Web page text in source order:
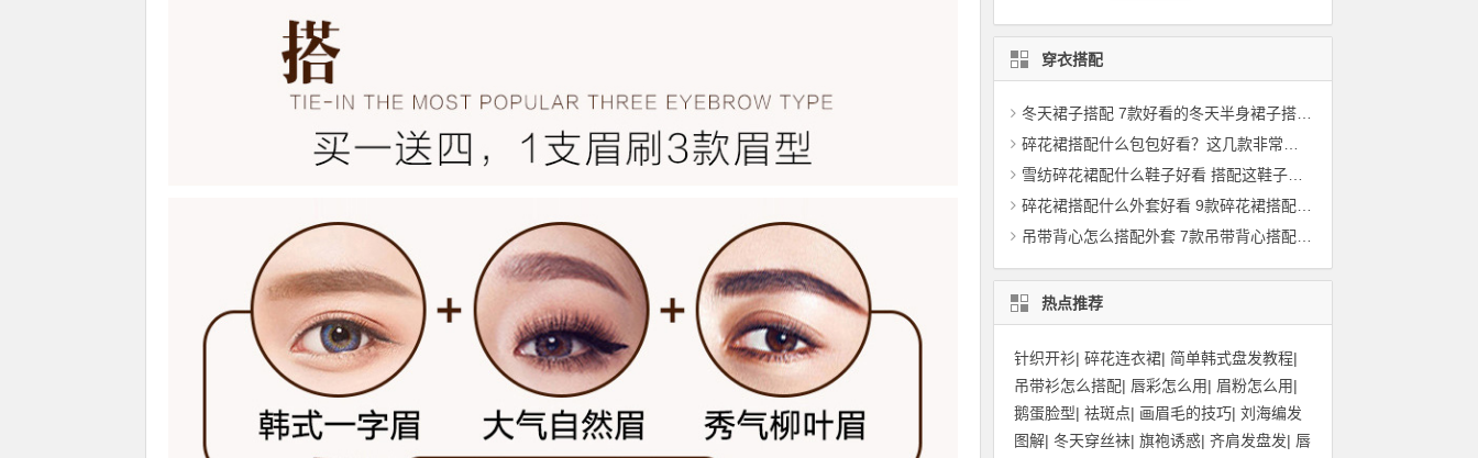
穿衣搭配
冬天裙子搭配 7款好看的冬天半身裙子搭配上衣，如羽绒服
碎花裙搭配什么包包好看？这几款非常适合百搭
雪纺碎花裙配什么鞋子好看 搭配这鞋子回头率100%
碎花裙搭配什么外套好看 9款碎花裙搭配案例分享
吊带背心怎么搭配外套 7款吊带背心搭配外套图片
热点推荐
针织开衫|碎花连衣裙| 简单韩式盘发教程|
吊带衫怎么搭配| 唇彩怎么用| 眉粉怎么用|
鹅蛋脸型|祛斑点| 画眉毛的技巧|刘海编发
图解|冬天穿丝袜|旗袍诱惑|齐肩发盘发| 唇